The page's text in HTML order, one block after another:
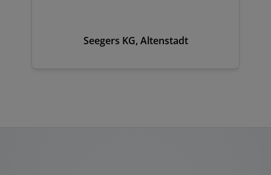
Seegers KG, Altenstadt